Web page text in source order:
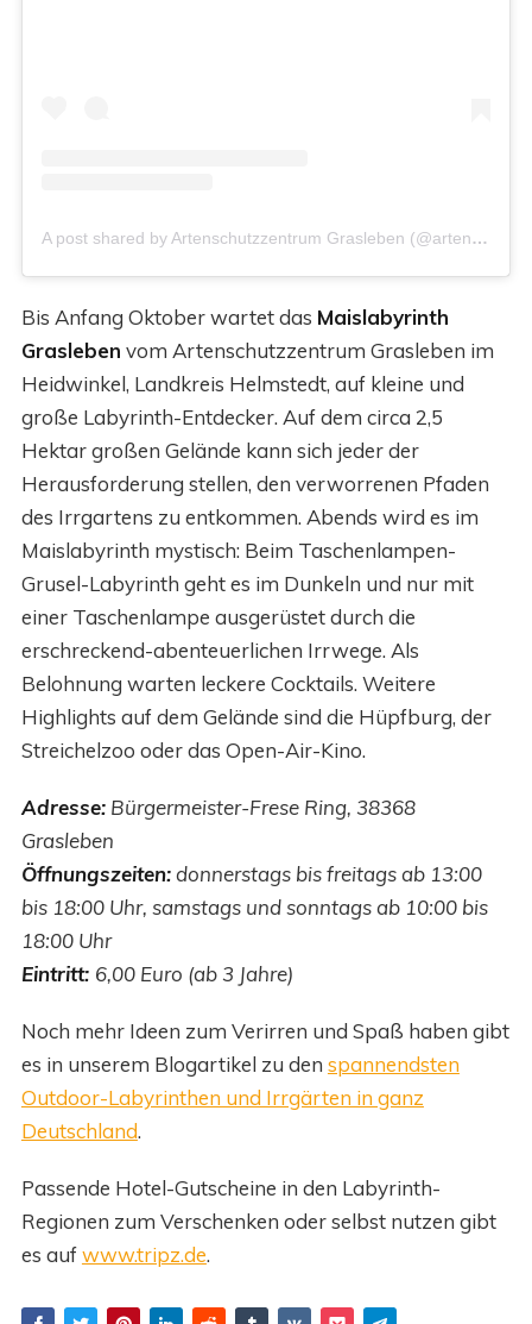
A post shared by Artenschutzzentrum Grasleben (@artenschutzzentrum_grasleben)
Bis Anfang Oktober wartet das Maislabyrinth
Grasleben vom Artenschutzzentrum Grasleben im
Heidwinkel, Landkreis Helmstedt, auf kleine und
große Labyrinth-Entdecker. Auf dem circa 2,5
Hektar großen Gelände kann sich jeder der
Herausforderung stellen, den verworrenen Pfaden
des Irrgartens zu entkommen. Abends wird es im
Maislabyrinth mystisch: Beim Taschenlampen-
Grusel-Labyrinth geht es im Dunkeln und nur mit
einer Taschenlampe ausgerüstet durch die
erschreckend-abenteuerlichen Irrwege. Als
Belohnung warten leckere Cocktails. Weitere
Highlights auf dem Gelände sind die Hüpfburg, der
Streichelzoo oder das Open-Air-Kino.
Adresse:Bürgermeister-Frese Ring, 38368
Grasleben
Öffnungszeiten:donnerstags bis freitags ab 13:00
bis 18:00 Uhr, samstags und sonntags ab 10:00 bis
18:00 Uhr
Eintritt: 6,00 Euro (ab 3 Jahre)
Noch mehr Ideen zum Verirren und Spaß haben gibt
es in unserem Blogartikel zu den spannendsten
Outdoor-Labyrinthen und Irrgärten in ganz
Deutschland.
Passende Hotel-Gutscheine in den Labyrinth-
Regionen zum Verschenken oder selbst nutzen gibt
es aufwww.tripz.de.